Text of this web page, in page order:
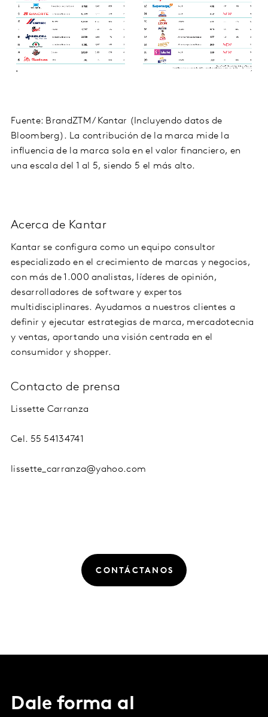
Fuente: BrandZTM / Kantar (Incluyendo datos de
Bloomberg). La contribución de la marca mide la
influencia de la marca sola en el valor financiero, en
una escala del 1 al 5, siendo 5 el más alto.
Acerca de Kantar
Kantar se configura como un equipo consultor
especializado en el crecimiento de marcas y negocios,
con más de 1.000 analistas, líderes de opinión,
desarrolladores de software y expertos
multidisciplinares. Ayudamos a nuestros clientes a
definir y ejecutar estrategias de marca, mercadotecnia
y ventas, aportando una visión centrada en el
consumidor y shopper.
Contacto de prensa
Lissette Carranza
Cel. 55 54134741
lissette_carranza@yahoo.com
CONTÁCTANOS
Dale forma al